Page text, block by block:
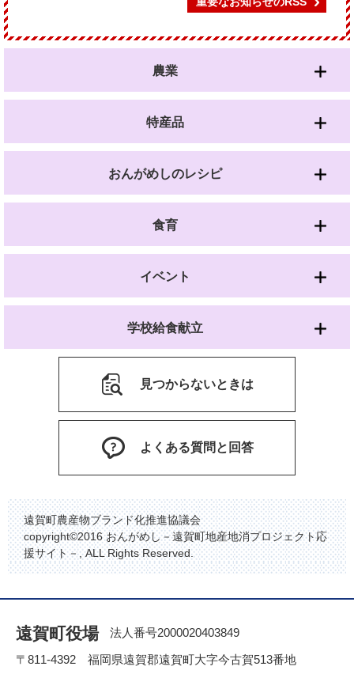
農業
特産品
おんがめしのレシピ
食育
イベント
学校給食献立
見つからないときは
よくある質問と回答
遠賀町農産物ブランド化推進協議会
copyright©2016 おんがめし－遠賀町地産地消プロジェクト応
援サイト－, ALL Rights Reserved.
遠賀町役場
法人番号2000020403849
〒811-4392 福岡県遠賀郡遠賀町大字今古賀513番地